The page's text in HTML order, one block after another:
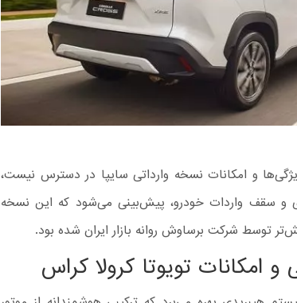
و امکانات نسخه وارداتی سایپا در دسترس نیست،
و سقف واردات خودرو، پیش‌بینی می‌شود که این نسخه
توسط شرکت برساوش روانه بازار ایران شده بود.
تویوتا کرولا کراس